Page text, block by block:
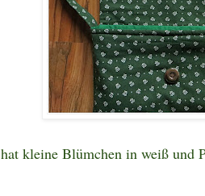
hat kleine Blümchen in weiß und